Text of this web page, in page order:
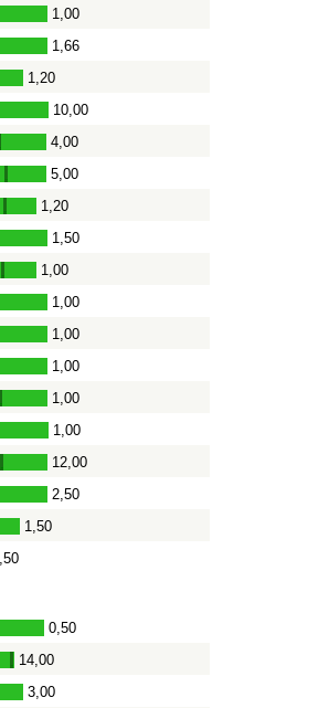
1,00
1,66
1,20
10,00
4,00
- 5,00
- 1,20
1,50
- 1,00
1,00
1,00
1,00
- 1,00
1,00
- 12,00
2,50
1,50
0,50
- 14,00
3,00